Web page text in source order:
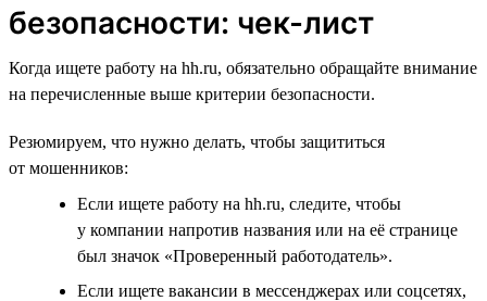
безопасности: чек-лист
Когда ищете работу на hh.ru, обязательно обращайте внимание
на перечисленные выше критерии безопасности.
Резюмируем, что нужно делать, чтобы защититься
от мошенников:
Если ищете работу на hh.ru, следите, чтобы
у компании напротив названия или на её странице
был значок «Проверенный работодатель».
Если ищете вакансии в мессенджерах или соцсетях,